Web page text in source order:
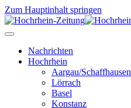
Zum Hauptinhalt springen
Nachrichten
Hochrhein
Aargau/Schaffhausen
Lörrach
Basel
Konstanz